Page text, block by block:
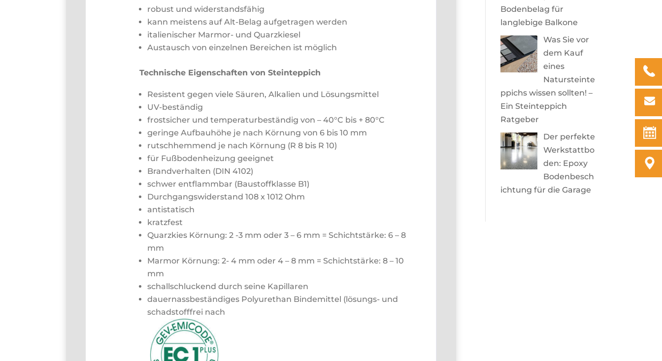
robust und widerstandsfähig
kann meistens auf Alt-Belag aufgetragen werden
italienischer Marmor- und Quarzkiesel
Austausch von einzelnen Bereichen ist möglich
Technische Eigenschaften von Steinteppich
Resistent gegen viele Säuren, Alkalien und Lösungsmittel
UV-beständig
frostsicher und temperaturbeständig von – 40°C bis + 80°C
geringe Aufbauhöhe je nach Körnung von 6 bis 10 mm
rutschhemmend je nach Körnung (R 8 bis R 10)
für Fußbodenheizung geeignet
Brandverhalten (DIN 4102)
schwer entflammbar (Baustoffklasse B1)
Durchgangswiderstand 108 x 1012 Ohm
antistatisch
kratzfest
Quarzkies Körnung: 2 -3 mm oder 3 – 6 mm = Schichtstärke: 6 – 8
mm
Marmor Körnung: 2- 4 mm oder 4 – 8 mm = Schichtstärke: 8 – 10
mm
schallschluckend durch seine Kapillaren
dauernassbeständiges Polyurethan Bindemittel (lösungs- und
schadstofffrei nach
Bodenbelag für
langlebige Balkone
Was Sie vor
dem Kauf
eines
Natursteinte
ppichs wissen sollten! –
Ein Steinteppich
Ratgeber
Der perfekte
Werkstattbo
den: Epoxy
Bodenbesch
ichtung für die Garage